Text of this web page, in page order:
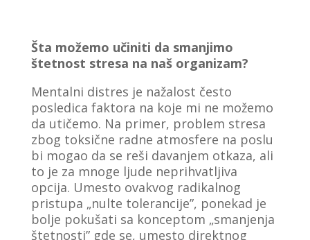
Šta možemo učiniti da smanjimo
štetnost stresa na naš organizam?
Mentalni distres je nažalost često
posledica faktora na koje mi ne možemo
da utičemo. Na primer, problem stresa
zbog toksične radne atmosfere na poslu
bi mogao da se reši davanjem otkaza, ali
to je za mnoge ljude neprihvatljiva
opcija. Umesto ovakvog radikalnog
pristupa „nulte tolerancije”, ponekad je
bolje pokušati sa konceptom „smanjenja
štetnosti” gde se, umesto direktnog